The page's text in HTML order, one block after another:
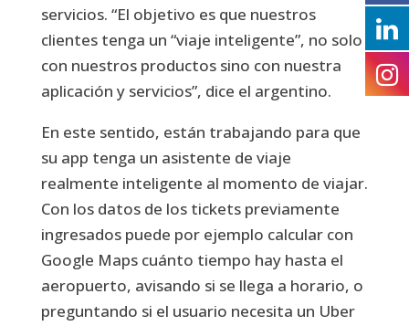
servicios. “El objetivo es que nuestros
clientes tenga un “viaje inteligente”, no solo
con nuestros productos sino con nuestra
aplicación y servicios”, dice el argentino.
En este sentido, están trabajando para que
su app tenga un asistente de viaje
realmente inteligente al momento de viajar.
Con los datos de los tickets previamente
ingresados puede por ejemplo calcular con
Google Maps cuánto tiempo hay hasta el
aeropuerto, avisando si se llega a horario, o
preguntando si el usuario necesita un Uber